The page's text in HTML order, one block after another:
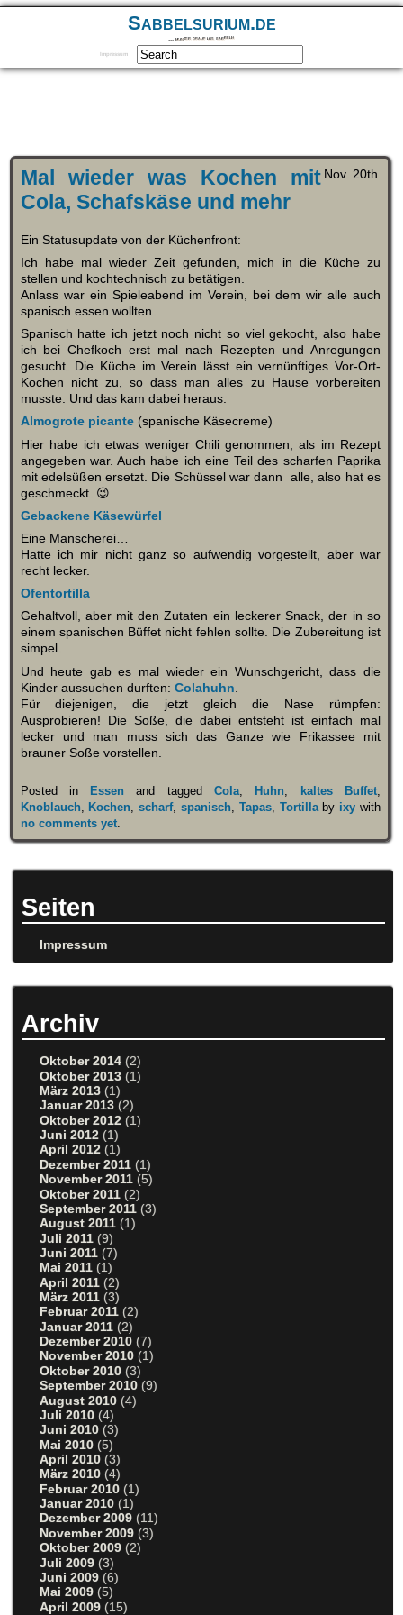
Sabbelsurium.de
… munter drauf los sabbeln
Impressum
Nov. 20th
Mal wieder was Kochen mit
Cola, Schafskäse und mehr
Ein Statusupdate von der Küchenfront:
Ich habe mal wieder Zeit gefunden, mich in die Küche zu
stellen und kochtechnisch zu betätigen.
Anlass war ein Spieleabend im Verein, bei dem wir alle auch
spanisch essen wollten.
Spanisch hatte ich jetzt noch nicht so viel gekocht, also habe
ich bei Chefkoch erst mal nach Rezepten und Anregungen
gesucht. Die Küche im Verein lässt ein vernünftiges Vor-Ort-
Kochen nicht zu, so dass man alles zu Hause vorbereiten
musste. Und das kam dabei heraus:
Almogrote picante(spanische Käsecreme)
Hier habe ich etwas weniger Chili genommen, als im Rezept
angegeben war. Auch habe ich eine Teil des scharfen Paprika
mit edelsüßen ersetzt. Die Schüssel war dann alle, also hat es
geschmeckt. 😉
Gebackene Käsewürfel
Eine Manscherei…
Hatte ich mir nicht ganz so aufwendig vorgestellt, aber war
recht lecker.
Ofentortilla
Gehaltvoll, aber mit den Zutaten ein leckerer Snack, der in so
einem spanischen Büffet nicht fehlen sollte. Die Zubereitung ist
simpel.
Und heute gab es mal wieder ein Wunschgericht, dass die
Kinder aussuchen durften: Colahuhn
Für diejenigen, die jetzt gleich die Nase rümpfen:
Ausprobieren! Die Soße, die dabei entsteht ist einfach mal
lecker und man muss sich das Ganze wie Frikassee mit
brauner Soße vorstellen.
Posted inEssen and taggedCola ,Huhn kaltes Buffet,
Knoblauch,Kochen ,scharf, spanisch, Tapas, Tortillaby ixy with
no comments yet.
Seiten
Impressum
Archiv
Oktober 2014 (2)
Oktober 2013 (1)
März 2013 (1)
Januar 2013 (2)
Oktober 2012 (1)
Juni 2012 (1)
April 2012 (1)
Dezember 2011 (1)
November 2011 (5)
Oktober 2011 (2)
September 2011 (3)
August 2011 (1)
Juli 2011 (9)
Juni 2011 (7)
Mai 2011 (1)
April 2011 (2)
März 2011 (3)
Februar 2011 (2)
Januar 2011 (2)
Dezember 2010 (7)
November 2010 (1)
Oktober 2010 (3)
September 2010 (9)
August 2010 (4)
Juli 2010 (4)
Juni 2010 (3)
Mai 2010 (5)
April 2010 (3)
März 2010 (4)
Februar 2010 (1)
Januar 2010 (1)
Dezember 2009 (11)
November 2009 (3)
Oktober 2009 (2)
Juli 2009 (3)
Juni 2009 (6)
Mai 2009 (5)
April 2009 (15)